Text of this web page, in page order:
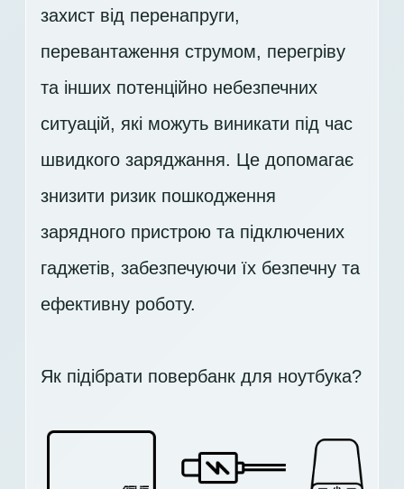
захист від перенапруги,
перевантаження струмом, перегріву
та інших потенційно небезпечних
ситуацій, які можуть виникати під час
швидкого заряджання. Це допомагає
знизити ризик пошкодження
зарядного пристрою та підключених
гаджетів, забезпечуючи їх безпечну та
ефективну роботу.
Як підібрати повербанк для ноутбука?